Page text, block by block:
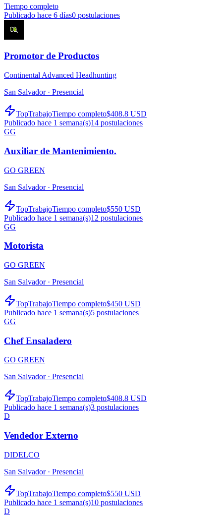
Tiempo completo
Publicado hace 6 días0 postulaciones
Promotor de Productos
Continental Advanced Headhunting
San Salvador · Presencial
TopTrabajoTiempo completo$408.8 USD
Publicado hace 1 semana(s)14 postulaciones
GG
Auxiliar de Mantenimiento.
GO GREEN
San Salvador · Presencial
TopTrabajoTiempo completo$550 USD
Publicado hace 1 semana(s)12 postulaciones
GG
Motorista
GO GREEN
San Salvador · Presencial
TopTrabajoTiempo completo$450 USD
Publicado hace 1 semana(s)5 postulaciones
GG
Chef Ensaladero
GO GREEN
San Salvador · Presencial
TopTrabajoTiempo completo$408.8 USD
Publicado hace 1 semana(s)3 postulaciones
D
Vendedor Externo
DIDELCO
San Salvador · Presencial
TopTrabajoTiempo completo$550 USD
Publicado hace 1 semana(s)10 postulaciones
D